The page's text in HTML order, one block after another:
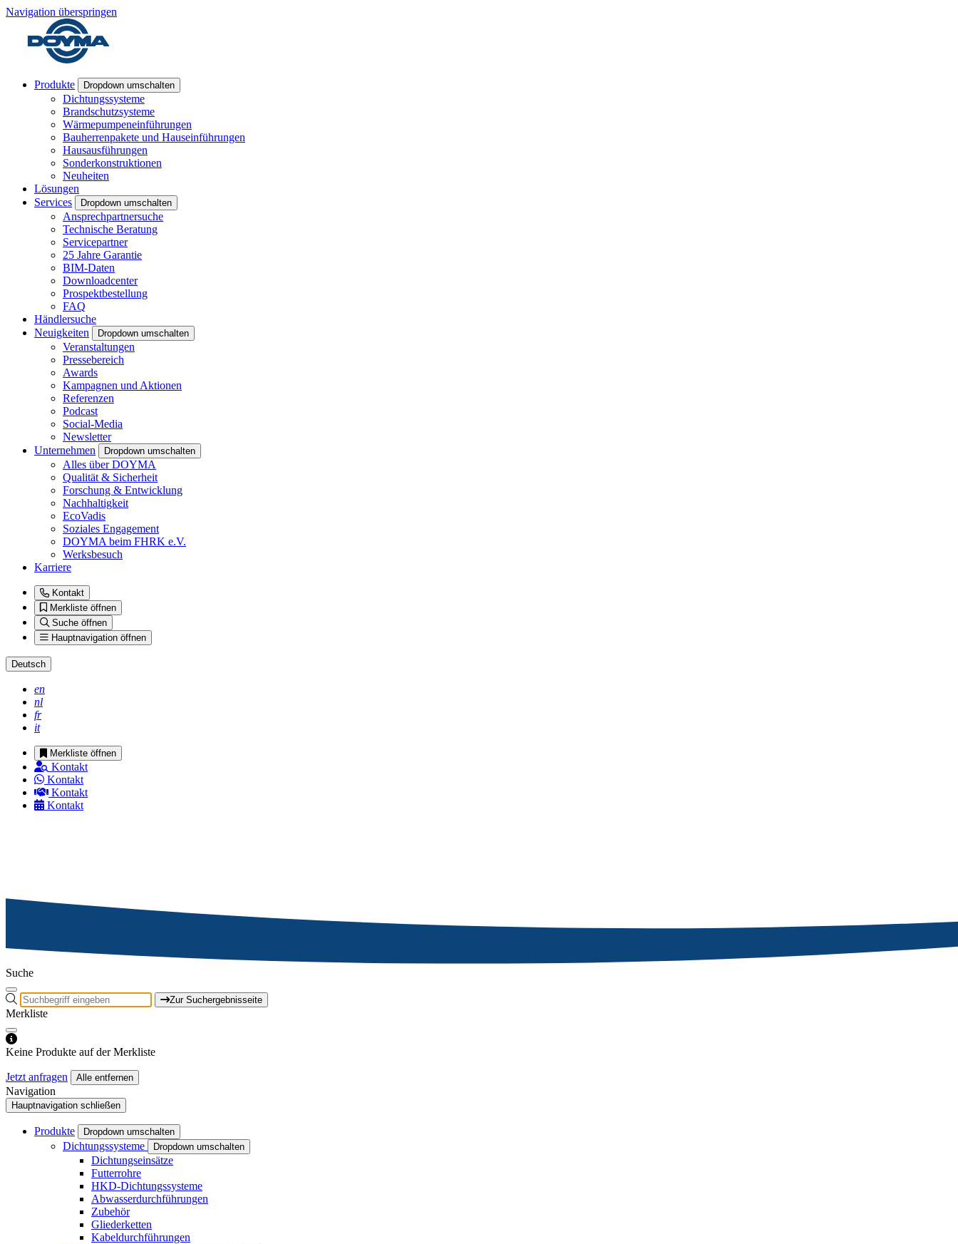
Navigation überspringen
Produkte Dropdown umschalten
Dichtungssysteme
Brandschutzsysteme
Wärmepumpeneinführungen
Bauherrenpakete und Hauseinführungen
Hausausführungen
Sonderkonstruktionen
Neuheiten
Lösungen
Services
Dropdown umschalten
Ansprechpartnersuche
Technische Beratung
Servicepartner
25 Jahre Garantie
BIM-Daten
Downloadcenter
Prospektbestellung
FAQ
Händlersuche
Neuigkeiten
Dropdown umschalten
Veranstaltungen
Pressebereich
Awards
Kampagnen und Aktionen
Referenzen
Podcast
Social-Media
Newsletter
Unternehmen
Dropdown umschalten
Alles über DOYMA
Qualität & Sicherheit
Forschung & Entwicklung
Nachhaltigkeit
EcoVadis
Soziales Engagement
DOYMA beim FHRK e.V.
Werksbesuch
Karriere
Kontakt
Merkliste öffnen
Suche öffnen
Hauptnavigation öffnen
Deutsch
en
nl
fr
it
Merkliste öffnen
Kontakt
Kontakt
Kontakt
Kontakt
Suche
Zur Suchergebnisseite
Merkliste
Keine Produkte auf der Merkliste
Jetzt anfragen Alle entfernen
Navigation
Hauptnavigation schließen
Produkte Dropdown umschalten
Dichtungssysteme Dropdown umschalten
Dichtungseinsätze
Futterrohre
HKD-Dichtungssysteme
Abwasserdurchführungen
Zubehör
Gliederketten
Kabeldurchführungen